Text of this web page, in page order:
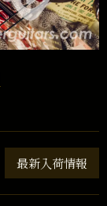
最新入荷情報